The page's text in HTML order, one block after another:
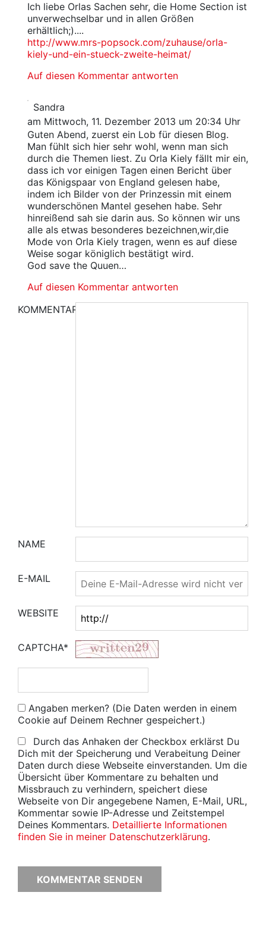
Ich liebe Orlas Sachen sehr, die Home Section ist
unverwechselbar und in allen Größen
erhältlich;)....
http://www.mrs-popsock.com/zuhause/orla-
kiely-und-ein-stueck-zweite-heimat/
Auf diesen Kommentar antworten
Sandra
am Mittwoch, 11. Dezember 2013 um 20:34 Uhr
Guten Abend, zuerst ein Lob für diesen Blog.
Man fühlt sich hier sehr wohl, wenn man sich
durch die Themen liest. Zu Orla Kiely fällt mir ein,
dass ich vor einigen Tagen einen Bericht über
das Königspaar von England gelesen habe,
indem ich Bilder von der Prinzessin mit einem
wunderschönen Mantel gesehen habe. Sehr
hinreißend sah sie darin aus. So können wir uns
alle als etwas besonderes bezeichnen,wir,die
Mode von Orla Kiely tragen, wenn es auf diese
Weise sogar königlich bestätigt wird.
God save the Quuen…
Auf diesen Kommentar antworten
KOMMENTAR
NAME
E-MAIL
WEBSITE
CAPTCHA*
Angaben merken? (Die Daten werden in einem
Cookie auf Deinem Rechner gespeichert.)
Durch das Anhaken der Checkbox erklärst Du
Dich mit der Speicherung und Verabeitung Deiner
Daten durch diese Webseite einverstanden. Um die
Übersicht über Kommentare zu behalten und
Missbrauch zu verhindern, speichert diese
Webseite von Dir angegebene Namen, E-Mail, URL,
Kommentar sowie IP-Adresse und Zeitstempel
Deines Kommentars. Detaillierte Informationen
finden Sie in meiner Datenschutzerklärung.